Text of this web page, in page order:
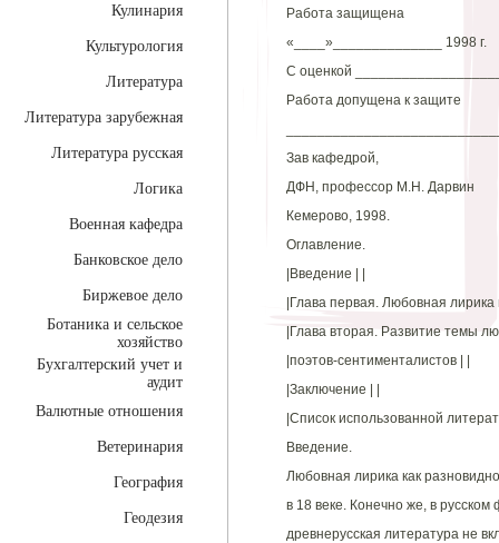
Кулинария
Культурология
Литература
Литература зарубежная
Литература русская
Логика
Военная кафедра
Банковское дело
Биржевое дело
Ботаника и сельское
хозяйство
Бухгалтерский учет и
аудит
Валютные отношения
Ветеринария
География
Геодезия
Работа защищена
«____»______________ 1998 г.
С оценкой
Работа допущена к защите
Зав кафедрой,
ДФН, профессор М.Н. Дарвин
Кемерово, 1998.
Оглавление.
|Введение | |
|Глава первая. Любовная лирика
|Глава вторая. Развитие темы
|поэтов-сентименталистов | |
|Заключение | |
|Список использованной
Введение.
Любовная лирика как
в 18 веке. Конечно же, в
древнерусская литература не